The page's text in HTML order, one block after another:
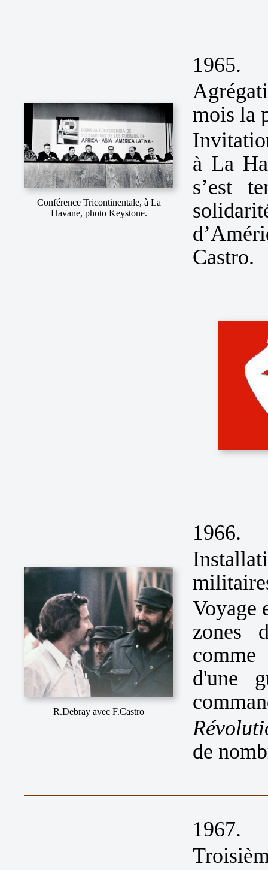
Conférence Tricontinentale, à La
Havane, photo Keystone.
1965.
mois la
à La
s’est
Castro.
R.Debray avec F.Castro
1966.
Voyage
zones
d'une
de
1967.